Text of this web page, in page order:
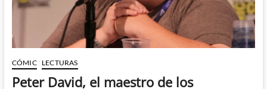
CÓMIC LECTURAS
Peter David, el maestro de los